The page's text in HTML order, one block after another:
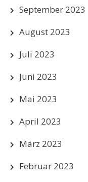
September 2023
August 2023
Juli 2023
Juni 2023
Mai 2023
April 2023
März 2023
Februar 2023